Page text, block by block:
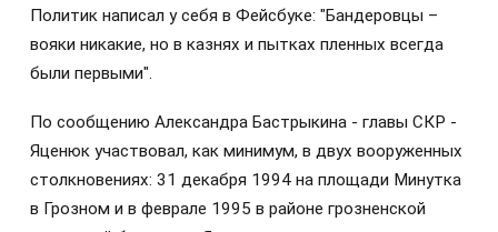
Политик написал у себя в Фейсбуке: "Бандеровцы –
вояки никакие, но в казнях и пытках пленных всегда
были первыми".
По сообщению Александра Бастрыкина - главы СКР -
Яценюк участвовал, как минимум, в двух вооруженных
столкновениях: 31 декабря 1994 на площади Минутка
в Грозном и в феврале 1995 в районе грозненской